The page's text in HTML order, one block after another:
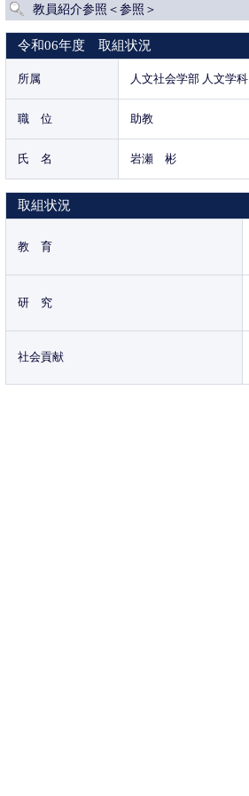
教員紹介参照＜参照＞
令和06年度 取組状況
所属 人文社会学部 人文学科
職 位 助教
氏 名 岩瀬 彬
取組状況
教 育
研 究
社会貢献